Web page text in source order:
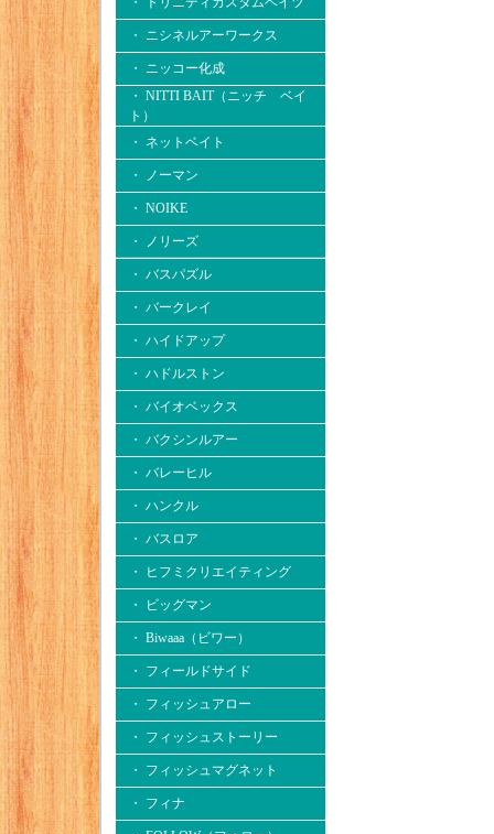
・ ニシネルアーワークス
・ ニッコー化成
・ NITTI BAIT（ニッチ ベイ
ト）
・ ネットベイト
・ ノーマン
・ NOIKE
・ ノリーズ
・ バスパズル
・ バークレイ
・ ハイドアップ
・ ハドルストン
・ バイオベックス
・ バクシンルアー
・ バレーヒル
・ ハンクル
・ バスロア
・ ヒフミクリエイティング
・ ビッグマン
・ Biwaaa（ビワー）
・ フィールドサイド
・ フィッシュアロー
・ フィッシュストーリー
・ フィッシュマグネット
・ フィナ